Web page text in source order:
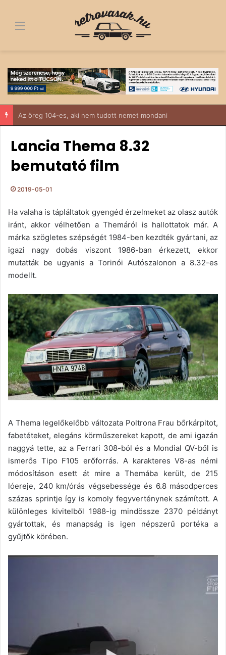
Menü
Lancia Thema 8.32
bemutató film
2019-05-01
Ha valaha is tápláltatok gyengéd érzelmeket az olasz autók
iránt, akkor vélhetően a Themáról is hallottatok már. A
márka szögletes szépségét 1984-ben kezdték gyártani, az
igazi nagy dobás viszont 1986-ban érkezett, ekkor
mutatták be ugyanis a Torinói Autószalonon a 8.32-es
modellt.
A Thema legelőkelőbb változata Poltrona Frau bőrkárpitot,
fabetéteket, elegáns körműszereket kapott, de ami igazán
naggyá tette, az a Ferrari 308-ból és a Mondial QV-ből is
ismerős Tipo F105 erőforrás. A karakteres V8-as némi
módosításon esett át mire a Themába került, de 215
lóereje, 240 km/órás végsebessége és 6.8 másodperces
százas sprintje így is komoly fegyverténynek számított. A
különleges kivitelből 1988-ig mindössze 2370 példányt
gyártottak, és manapság is igen népszerű portéka a
gyűjtők körében.